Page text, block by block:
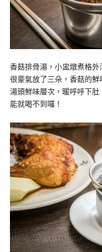
香菇排骨湯，小盅燉煮格
很豪氣放了三朵，香菇的
湯頭鮮味層次，暖呼呼下
能就喝不到囉！